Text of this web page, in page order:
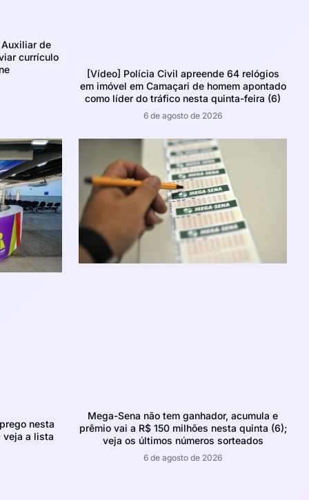
de
currículo
[Vídeo] Polícia Civil apreende 64 relógios
em imóvel em Camaçari de homem apontado
como líder do tráfico nesta quinta-feira (6)
6 de agosto de 2026
nesta
veja a lista
Mega-Sena não tem ganhador, acumula e
prêmio vai a R$ 150 milhões nesta quinta (6);
veja os últimos números sorteados
6 de agosto de 2026